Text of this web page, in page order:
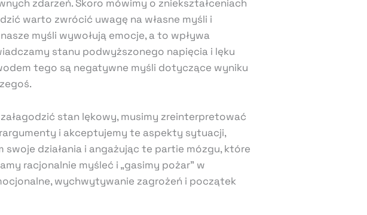
zdarzeń. Skoro mówimy o zniekształceniach
warto zwrócić uwagę na własne myśli i
myśli wywołują emocje, a to wpływa
stanu podwyższonego napięcia i lęku
tego są negatywne myśli dotyczące wyniku
stan lękowy, musimy zreinterpretować
i akceptujemy te aspekty sytuacji,
działania i angażując te partie mózgu, które
racjonalnie myśleć i „gasimy pożar” w
wychwytywanie zagrożeń i początek